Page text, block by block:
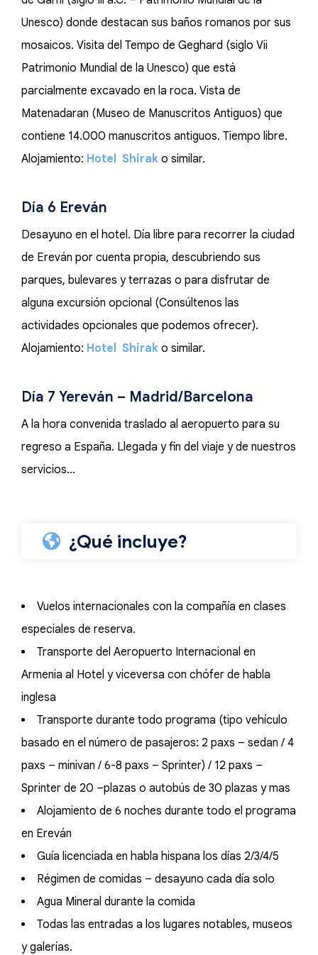
Unesco) donde destacan sus baños romanos por sus
mosaicos. Visita del Tempo de Geghard (siglo Vii
Patrimonio Mundial de la Unesco) que está
parcialmente excavado en la roca. Vista de
Matenadaran (Museo de Manuscritos Antiguos) que
contiene 14.000 manuscritos antiguos. Tiempo libre.
Alojamiento: Hotel Shirak o similar.
Día 6 Ereván
Desayuno en el hotel. Día libre para recorrer la ciudad
de Ereván por cuenta propia, descubriendo sus
parques, bulevares y terrazas o para disfrutar de
alguna excursión opcional (Consúltenos las
actividades opcionales que podemos ofrecer).
Alojamiento: Hotel Shirak o similar.
Día 7 Yereván – Madrid/Barcelona
A la hora convenida traslado al aeropuerto para su
regreso a España. Llegada y fin del viaje y de nuestros
servicios…
¿Qué incluye?
Vuelos internacionales con la compañía en clases
especiales de reserva.
Transporte del Aeropuerto Internacional en
Armenia al Hotel y viceversa con chófer de habla
inglesa
Transporte durante todo programa (tipo vehículo
basado en el número de pasajeros: 2 paxs – sedan / 4
paxs – minivan / 6-8 paxs – Sprinter) / 12 paxs –
Sprinter de 20 –plazas o autobús de 30 plazas y mas
Alojamiento de 6 noches durante todo el programa
en Ereván
Guía licenciada en habla hispana los días 2/3/4/5
Régimen de comidas – desayuno cada día solo
Agua Mineral durante la comida
Todas las entradas a los lugares notables, museos
y galerías.